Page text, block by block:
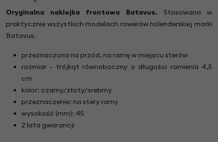
Oryginalna naklejka frontowa Batavus. Stosowana w
praktycznie wszystkich modelach rowerów holenderskiej marki
Batavus.
przeznaczona na przód, na ramę w miejscu sterów
rozmiar - trójkąt równoboczny o długości ramienia 4,5
cm
kolor: czarny/złoty/srebrny
przeznaczenie: na stery ramy
wysokość (mm): 45
2 lata gwarancji